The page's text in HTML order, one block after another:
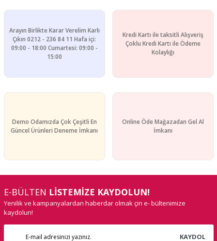
Arayın Birlikte Karar Verelim Karlı
Çıkın 0212 - 236 84 11 Hafa içi:
09:00 - 18:00 Cumartesi: 09:00 -
15:00
Kredi Kartı ile taksitli Alışveriş
Çoklu Kredi Kartı ile Ödeme
Kolaylığı
Demo Odamızda Çok Çeşitli En
Güncel Ürünleri Deneme İmkanı
Online Öde Mağazadan Gel Al
İmkanı
E-BÜLTEN LİSTEMİZE KAYDOLUN!
Yenilik ve kampanyalardan haberdar olmak çin e- bültenimize
kaydolun!
KAYDOL